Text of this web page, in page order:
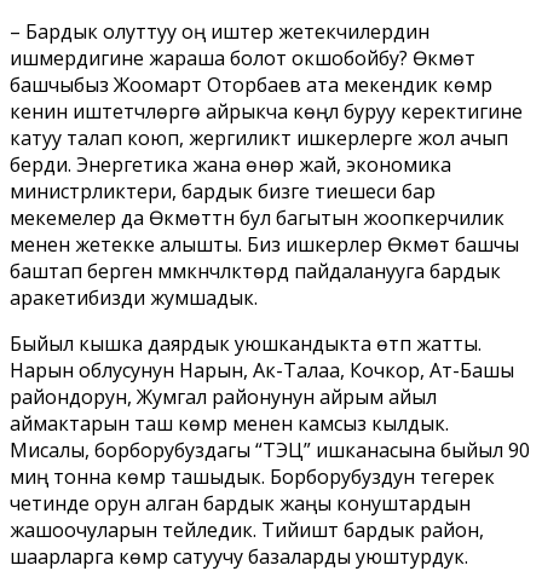
– Бардык олуттуу оң иштер жетекчилердин
ишмердигине жараша болот окшобойбу? Өкмөт
башчыбыз Жоомарт Оторбаев ата мекендик көмүр
кенин иштетүүчүлөргө айрыкча көңүл буруу керектигине
катуу талап коюп, жергиликтүү ишкерлерге жол ачып
берди. Энергетика жана өнөр жай, экономика
министрликтери, бардык бизге тиешеси бар
мекемелер да Өкмөттүн бул багытын жоопкерчилик
менен жетекке алышты. Биз ишкерлер Өкмөт башчы
баштап берген мүмкүнчүлүктөрдү пайдаланууга бардык
аракетибизди жумшадык.
Быйыл кышка даярдык уюшкандыкта өтүп жатты.
Нарын облусунун Нарын, Ак-Талаа, Кочкор, Ат-Башы
райондорун, Жумгал районунун айрым айыл
аймактарын таш көмүр менен камсыз кылдык.
Мисалы, борборубуздагы “ТЭЦ” ишканасына быйыл 90
миң тонна көмүр ташыдык. Борборубуздун тегерек
четинде орун алган бардык жаңы конуштардын
жашоочуларын тейледик. Тийиштүү бардык район,
шаарларга көмүр сатуучу базаларды уюштурдук.